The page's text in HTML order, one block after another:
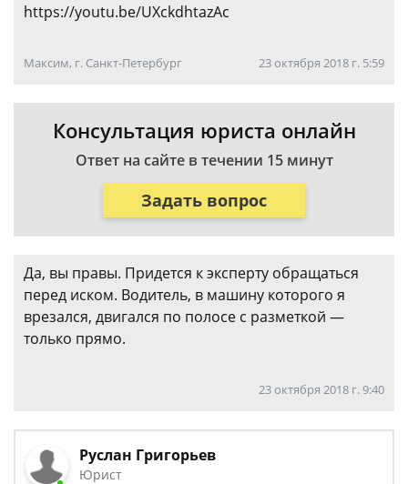
https://youtu.be/UXckdhtazAc
Максим, г. Санкт-Петербург 23 октября 2018 г. 5:59
Консультация юриста онлайн
Ответ на сайте в течении 15 минут
Задать вопрос
Да, вы правы. Придется к эксперту обращаться
перед иском. Водитель, в машину которого я
врезался, двигался по полосе с разметкой —
только прямо.
23 октября 2018 г. 9:40
Руслан Григорьев
Юрист